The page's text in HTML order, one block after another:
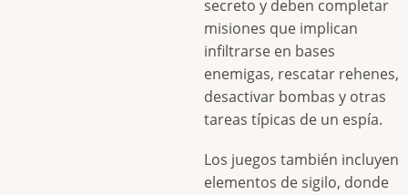
secreto y deben completar
misiones que implican
infiltrarse en bases
enemigas, rescatar rehenes,
desactivar bombas y otras
tareas típicas de un espía.
Los juegos también incluyen
elementos de sigilo, donde